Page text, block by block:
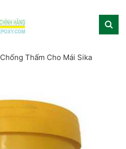
Chống Thấm Cho Mái Sika